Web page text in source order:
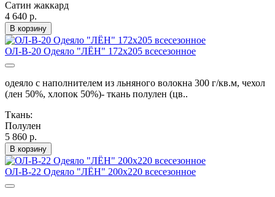
Сатин жаккард
4 640 р.
В корзину
ОЛ-В-20 Одеяло "ЛЁН" 172х205 всесезонное
одеяло с наполнителем из льняного волокна 300 г/кв.м, чехол
(лен 50%, хлопок 50%)- ткань полулен (цв..
Ткань:
Полулен
5 860 р.
В корзину
ОЛ-В-22 Одеяло "ЛЁН" 200х220 всесезонное